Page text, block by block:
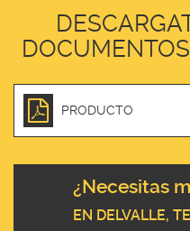
PRODUCTO
¿Necesitas
EN DELVALLE,